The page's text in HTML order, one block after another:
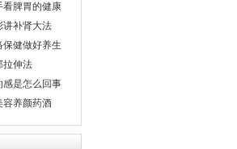
看脾胃的健康
讲补肾大法
健做好养生
拉伸法
感是怎么回事
容养颜药酒